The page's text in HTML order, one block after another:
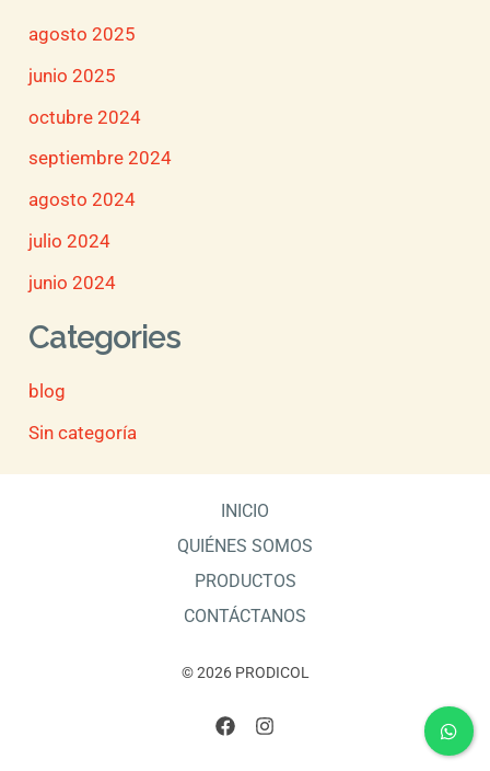
agosto 2025
junio 2025
octubre 2024
septiembre 2024
agosto 2024
julio 2024
junio 2024
Categories
blog
Sin categoría
INICIO
QUIÉNES SOMOS
PRODUCTOS
CONTÁCTANOS
© 2026 PRODICOL